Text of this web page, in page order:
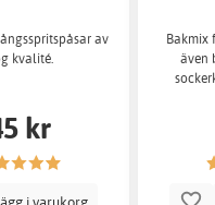
av
kvalité.
kr
i varukorg
Bakmix
även